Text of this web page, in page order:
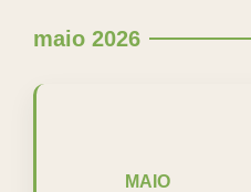
maio 2026
MAIO